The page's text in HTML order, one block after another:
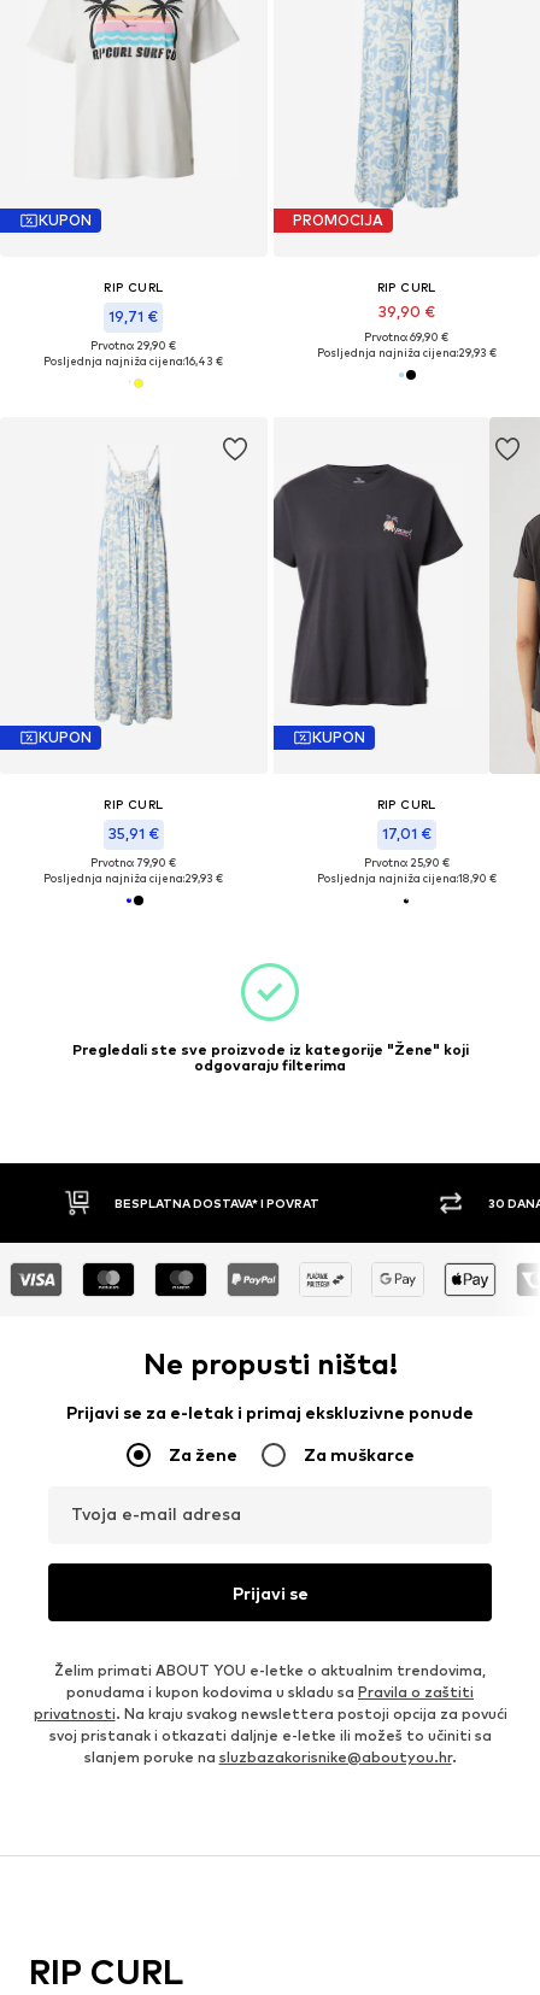
KUPON
RIP CURL
19,71 €
Prvotno: 29,90 €
Posljednja najniža cijena:16,43 €
PROMOCIJA
RIP CURL
39,90 €
Prvotno: 69,90 €
Posljednja najniža cijena:29,93 €
KUPON
RIP CURL
35,91 €
Prvotno: 79,90 €
Posljednja najniža cijena:29,93 €
KUPON
RIP CURL
17,01 €
Prvotno: 25,90 €
Posljednja najniža cijena:18,90 €
Pregledali ste sve proizvode iz kategorije "Žene" koji
odgovaraju filterima
30 DANA PRAVO NA POVRAT
Ne propusti ništa!
Prijavi se za e-letak i primaj ekskluzivne ponude
Za žene Za muškarce
Tvoja e-mail adresa
Prijavi se
Želim primati ABOUT YOU e-letke o aktualnim trendovima,
ponudama i kupon kodovima u skladu sa Pravila o zaštiti
privatnosti. Na kraju svakog newslettera postoji opcija za povući
svoj pristanak i otkazati daljnje e-letke ili možeš to učiniti sa
slanjem poruke na sluzbazakorisnike@aboutyou.hr.
RIP CURL